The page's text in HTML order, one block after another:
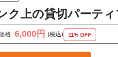
ク上の貸切パーテ
格 6,000円 (税込) 11% OFF